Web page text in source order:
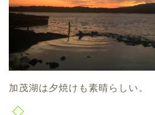
加茂湖は夕焼けも素晴らしい。